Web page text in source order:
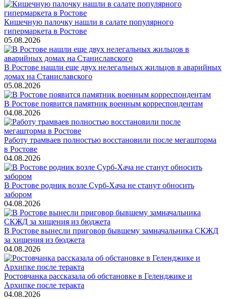
Кишечную палочку нашли в салате популярного
гипермаркета в Ростове
05.08.2026
В Ростове нашли еще двух нелегальных жильцов в аварийных
домах на Станиславского
05.08.2026
В Ростове появится памятник военным корреспондентам
04.08.2026
Работу трамваев полностью восстановили после мегашторма
в Ростове
04.08.2026
В Ростове родник возле Сурб-Хача не станут обносить
забором
04.08.2026
В Ростове вынесли приговор бывшему замначальника СКЖД
за хищения из бюджета
04.08.2026
Ростовчанка рассказала об обстановке в Геленджике и
Архипке после теракта
04.08.2026